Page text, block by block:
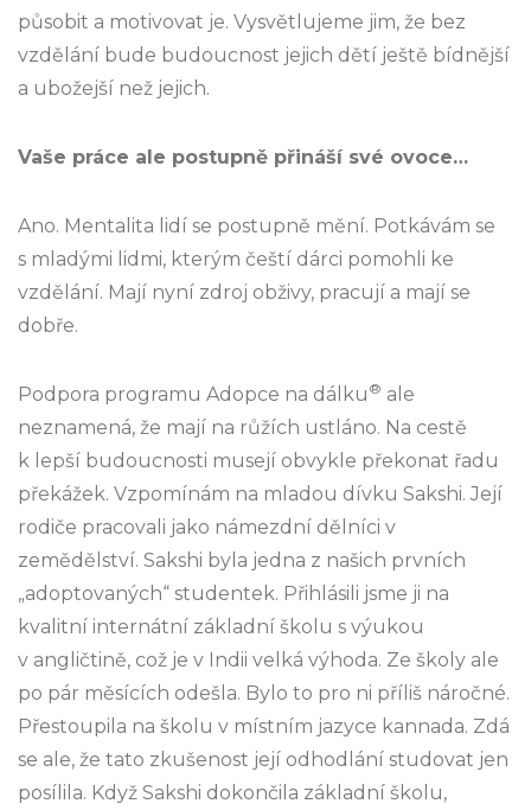
působit a motivovat je. Vysvětlujeme jim, že bez
vzdělání bude budoucnost jejich dětí ještě bídnější
a ubožejší než jejich.
Vaše práce ale postupně přináší své ovoce…
Ano. Mentalita lidí se postupně mění. Potkávám se
s mladými lidmi, kterým čeští dárci pomohli ke
vzdělání. Mají nyní zdroj obživy, pracují a mají se
dobře.
Podpora programu Adopce na dálku ® ale
neznamená, že mají na růžích ustláno. Na cestě
k lepší budoucnosti musejí obvykle překonat řadu
překážek. Vzpomínám na mladou dívku Sakshi. Její
rodiče pracovali jako námezdní dělníci v
zemědělství. Sakshi byla jedna z našich prvních
„adoptovaných“ studentek. Přihlásili jsme ji na
kvalitní internátní základní školu s výukou
v angličtině, což je v Indii velká výhoda. Ze školy ale
po pár měsících odešla. Bylo to pro ni příliš náročné.
Přestoupila na školu v místním jazyce kannada. Zdá
se ale, že tato zkušenost její odhodlání studovat jen
posílila. Když Sakshi dokončila základní školu,